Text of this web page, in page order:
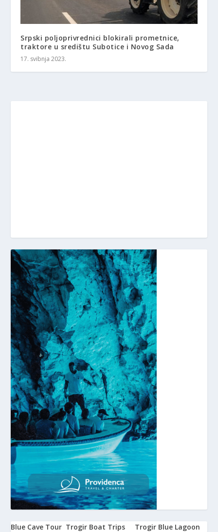
Srpski poljoprivrednici blokirali prometnice,
traktore u središtu Subotice i Novog Sada
17. svibnja 2023.
Blue Cave Tour Trogir Boat Trips Trogir Blue Lagoon